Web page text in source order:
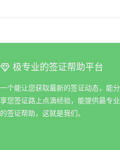
ꀆ 极专业的签证帮助平台
一个能让您获取最新的签证动态，能分
享您签证路上点滴经验，能提供最专业
的签证帮助，这就是我们。